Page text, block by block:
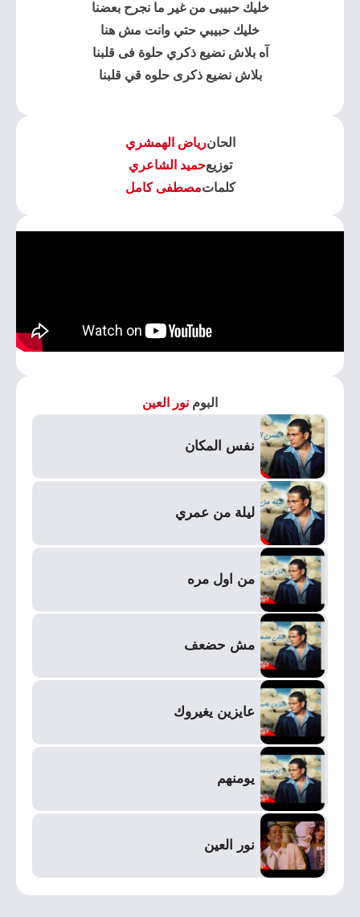
خليك حبيبى من غير ما نجرح بعضنا
خليك حبيبي حتي وانت مش هنا
آه بلاش نضيع ذكري حلوة فى قلبنا
بلاش نضيع ذكرى حلوه قي قلبنا
الحانرياض الهمشري
توزيعحميد الشاعري
كلماتمصطفى كامل
البوم نور العين
نفس المكان
ليلة من عمري
من اول مره
مش حضعف
عايزين يغيروك
يومنهم
نور العين